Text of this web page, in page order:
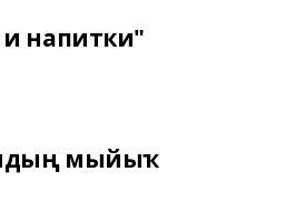
и напитки"
мыйыҡ